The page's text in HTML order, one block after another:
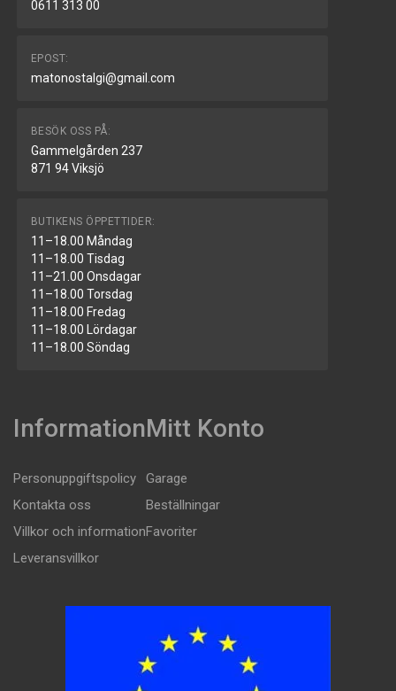
0611 313 00
EPOST:
matonostalgi@gmail.com
BESÖK OSS PÅ:
Gammelgården 237
871 94 Viksjö
BUTIKENS ÖPPETTIDER:
11–18.00 Måndag
11–18.00 Tisdag
11–21.00 Onsdagar
11–18.00 Torsdag
11–18.00 Fredag
11–18.00 Lördagar
11–18.00 Söndag
Information
Personuppgiftspolicy
Kontakta oss
Villkor och information
Leveransvillkor
Mitt Konto
Garage
Beställningar
Favoriter